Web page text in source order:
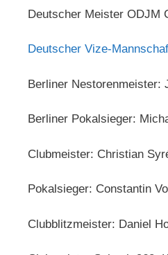
Deutscher Meister ODJM
Deutscher Vize-
Berliner Nestorenmeister:
Berliner Pokalsieger:
Clubmeister: Christian
Pokalsieger: Constantin
Clubblitzmeister: Daniel